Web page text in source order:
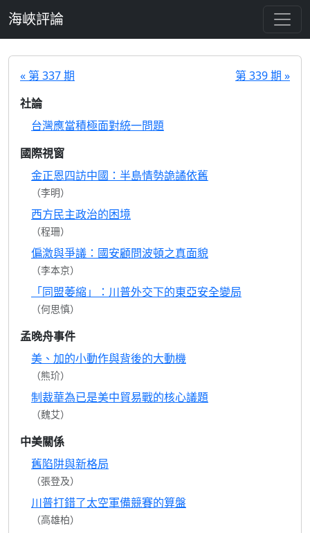
海峽評論
« 第 337 期
第 339 期 »
社論
台灣應當積極面對統一問題
國際視窗
金正恩四訪中國：半島情勢詭譎依舊
（李明）
西方民主政治的困境
（程珊）
偏激與爭議：國安顧問波頓之真面貌
（李本京）
「同盟萎縮」：川普外交下的東亞安全變局
（何思慎）
孟晚舟事件
美、加的小動作與背後的大動機
（熊玠）
制裁華為已是美中貿易戰的核心議題
（魏艾）
中美關係
舊陷阱與新格局
（張登及）
川普打錯了太空軍備競賽的算盤
（高雄柏）